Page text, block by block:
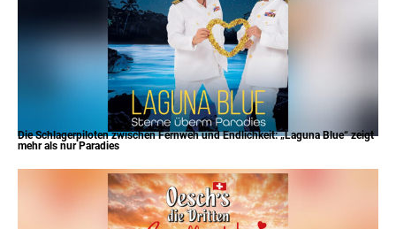
Die Schlagerpiloten zwischen Fernweh und Endlichkeit: „Laguna Blue“ zeigt
mehr als nur Paradies